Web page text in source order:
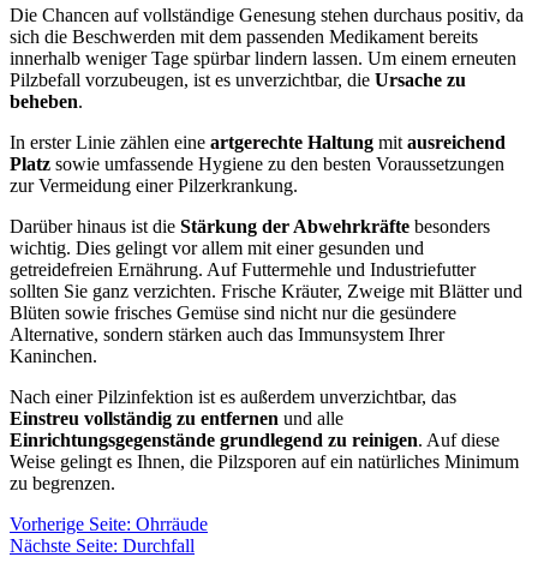
Die Chancen auf vollständige Genesung stehen durchaus positiv, da
sich die Beschwerden mit dem passenden Medikament bereits
innerhalb weniger Tage spürbar lindern lassen. Um einem erneuten
Pilzbefall vorzubeugen, ist es unverzichtbar, die Ursache zu
beheben.
In erster Linie zählen eine artgerechte Haltung mit ausreichend
Platz sowie umfassende Hygiene zu den besten Voraussetzungen
zur Vermeidung einer Pilzerkrankung.
Darüber hinaus ist die Stärkung der Abwehrkräfte besonders
wichtig. Dies gelingt vor allem mit einer gesunden und
getreidefreien Ernährung. Auf Futtermehle und Industriefutter
sollten Sie ganz verzichten. Frische Kräuter, Zweige mit Blätter und
Blüten sowie frisches Gemüse sind nicht nur die gesündere
Alternative, sondern stärken auch das Immunsystem Ihrer
Kaninchen.
Nach einer Pilzinfektion ist es außerdem unverzichtbar, das
Einstreu vollständig zu entfernen und alle
Einrichtungsgegenstände grundlegend zu reinigen. Auf diese
Weise gelingt es Ihnen, die Pilzsporen auf ein natürliches Minimum
zu begrenzen.
Vorherige Seite: Ohrräude
Nächste Seite: Durchfall